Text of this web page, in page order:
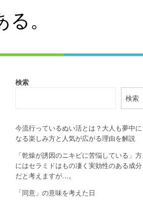
。
検索
検索
今流行っているぬい活とは？大人も夢中に
なる楽しみ方と人気が広がる理由を解説
「乾燥が誘因のニキビに苦悩している」方
にはセラミドはもの凄く実効性のある成分
だと考えますが…。
「同意」の意味を考えた日